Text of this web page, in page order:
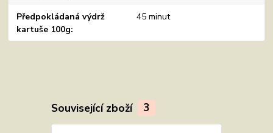
Předpokládaná výdrž
kartuše 100g
45 minut
Související zboží 3